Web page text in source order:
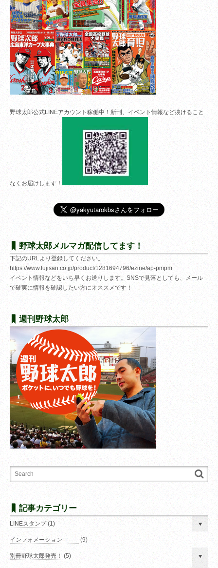
野球太郎公式LINEアカウント稼働中！新刊、イベント情報など抜けること
なくお届けします！
野球太郎メルマガ配信してます！
下記のURLより登録してください。
https://www.fujisan.co.jp/product/1281694796/ezine/ap-pmpm
イベント情報などをいち早くお送りします。SNSで見落としても、メール
で確実に情報を確認したい方にオススメです！
週刊野球太郎
記事カテゴリー
LINEスタンプ(1)
インフォメーション (9)
別冊野球太郎発売！ (5)